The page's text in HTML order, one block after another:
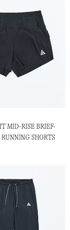
MID-RISE BRIEF-
SHORTS